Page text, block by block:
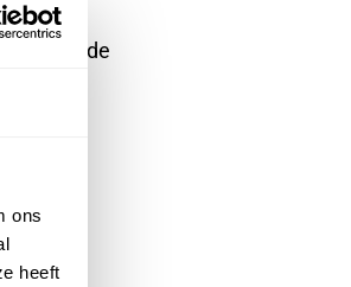
ons
heeft